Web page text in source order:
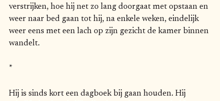
verstrijken, hoe hij net zo lang doorgaat met opstaan en
weer naar bed gaan tot hij, na enkele weken, eindelijk
weer eens met een lach op zijn gezicht de kamer binnen
wandelt.
*
Hij is sinds kort een dagboek bij gaan houden. Hij